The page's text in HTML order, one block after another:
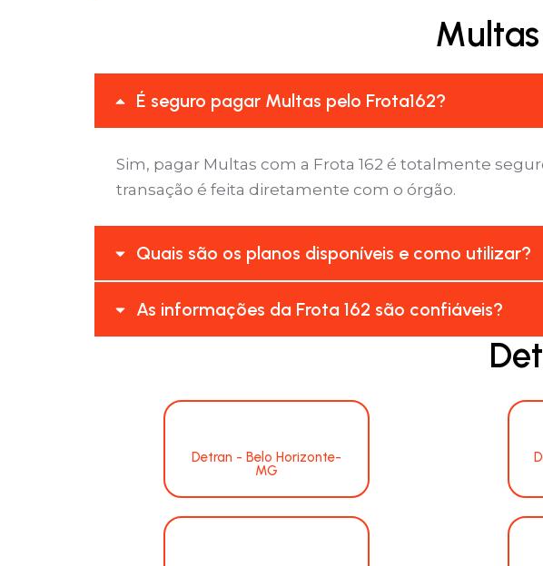
É seguro pagar Multas pelo Frota162?
Sim, pagar Multas com a Frota 162 é totalmente
transação é feita diretamente com o órgão.
Quais são os planos disponíveis e como utilizar?
As informações da Frota 162 são confiáveis?
Detran - Belo Horizonte-
MG